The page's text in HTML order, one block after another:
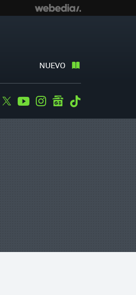
NUEVO
Facebook
TwitterYoutubeInstagramgooglenews